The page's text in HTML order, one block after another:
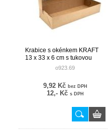
Krabice s okénkem KRAFT
13 x 33 x 6 cm s tukovou
o923.69
9,92 Kč bez DPH
12,- Kč s DPH